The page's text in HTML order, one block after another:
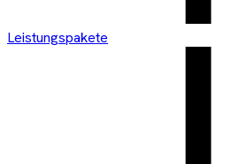
Leistungspakete